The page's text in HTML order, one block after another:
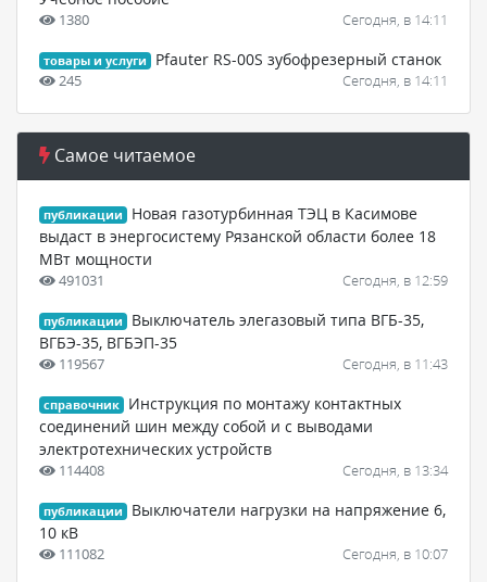
1380 Сегодня, в 14:11
товары и услуги Pfauter RS-00S зубофрезерный станок
245 Сегодня, в 14:11
Самое читаемое
публикации
Новая газотурбинная ТЭЦ в Касимове
выдаст в энергосистему Рязанской области более 18
МВт мощности
491031 Сегодня, в 12:59
публикации
Выключатель элегазовый типа ВГБ-35,
ВГБЭ-35, ВГБЭП-35
119567 Сегодня, в 11:43
справочник
Инструкция по монтажу контактных
соединений шин между собой и с выводами
электротехнических устройств
114408 Сегодня, в 13:34
публикации
Выключатели нагрузки на напряжение 6,
10 кВ
111082 Сегодня, в 10:07